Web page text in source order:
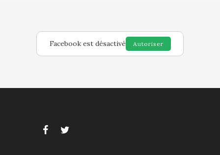
Facebook est désactivé Autoriser